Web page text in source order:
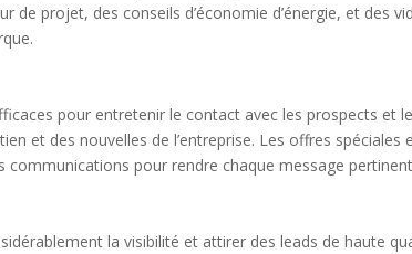
projet, des conseils d’économie d’énergie, et des
pour entretenir le contact avec les prospects
et des nouvelles de l’entreprise. Les offres
communications pour rendre chaque message
la visibilité et attirer des leads de haute